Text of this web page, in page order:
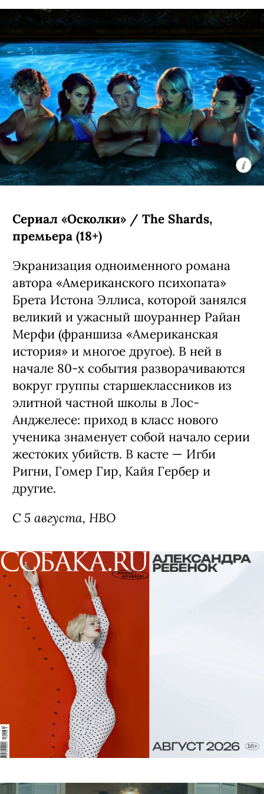
Сериал «Осколки» / The Shards,
премьера (18+)
Экранизация одноименного романа
автора «Американского психопата»
Брета Истона Эллиса, которой занялся
великий и ужасный шоураннер Райан
Мерфи (франшиза «Американская
история» и многое другое). В ней в
начале 80-х события разворачиваются
вокруг группы старшеклассников из
элитной частной школы в Лос-
Анджелесе: приход в класс нового
ученика знаменует собой начало серии
жестоких убийств. В касте — Игби
Ригни, Гомер Гир, Кайя Гербер и
другие.
С 5 августа, HBO